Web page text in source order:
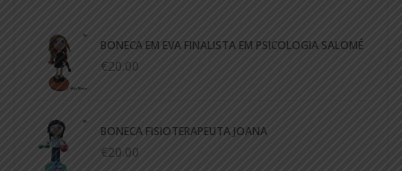
BONECA EM EVA FINALISTA EM PSICOLOGIA SALOMÉ
€20.00
BONECA FISIOTERAPEUTA JOANA
€20.00